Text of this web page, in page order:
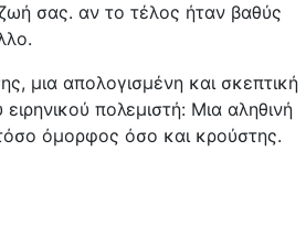
ζωή σας. αν το τέλος ήταν βαθύς
μια απολογισμένη και σκεπτική
πολεμιστή: Μια αληθινή
όμορφος όσο και κρούστης.